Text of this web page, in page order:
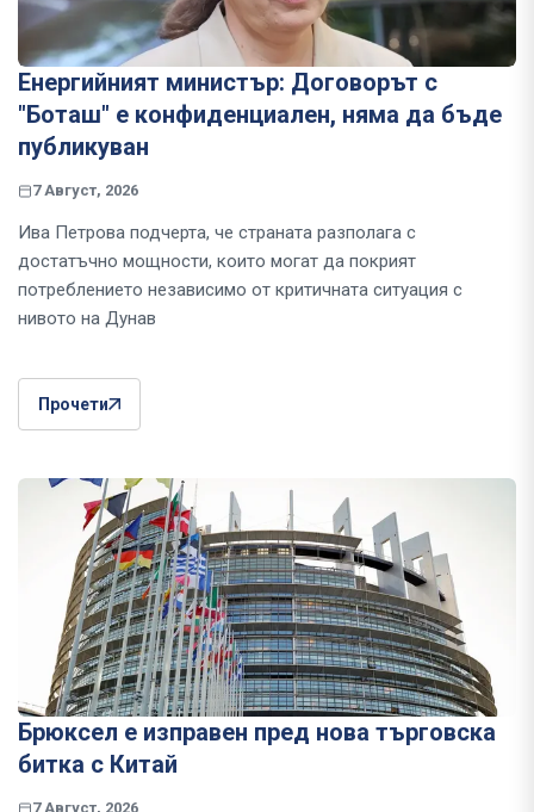
Енергийният министър: Договорът с
"Боташ" е конфиденциален, няма да бъде
публикуван
7 Август, 2026
Ива Петрова подчерта, че страната разполага с
достатъчно мощности, които могат да покрият
потреблението независимо от критичната ситуация с
нивото на Дунав
Прочети
Брюксел е изправен пред нова търговска
битка с Китай
7 Август, 2026